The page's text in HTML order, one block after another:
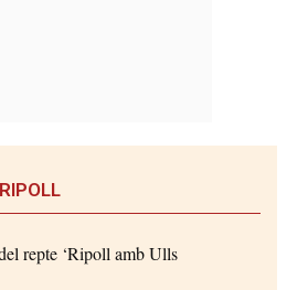
repte ‘Ripoll amb Ulls